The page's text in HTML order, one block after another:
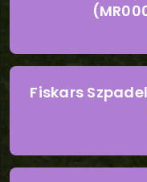
Fiskars Szpadel